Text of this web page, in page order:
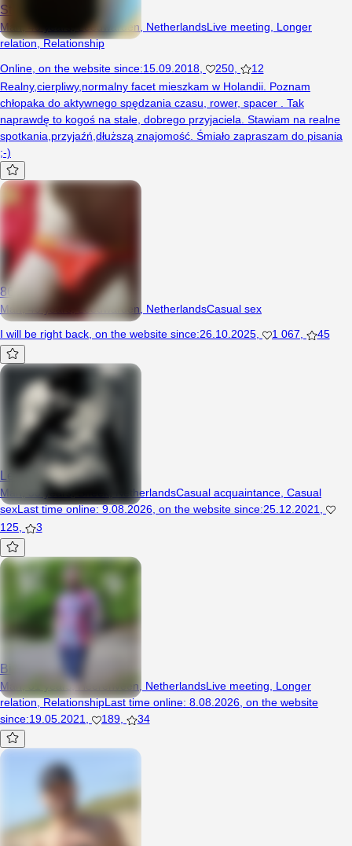
StrongDick85
Man, 40 years, Leeuwarden, NetherlandsLive meeting
Longer
relation,Relationship
Online on the website since:15.09.2018 250
12
Realny,cierpliwy,normalny facet mieszkam w Holandii. Poznam
chłopaka do aktywnego spędzania czasu, rower, spacer . Tak
naprawdę to kogoś na stałe, dobrego przyjaciela. Stawiam na realne
spotkania,przyjaźń,dłuższą znajomość. Śmiało zapraszam do pisania
;-)
86mati
Man, 40 years, Leeuwarden, NetherlandsCasual sex
I will be right back on the website since:26.10.2025 1 067 45
Leukegezelligevent
Man, 38 years, Sneek, NetherlandsCasual acquaintance Casual
sexLast time online:9.08.2026 on the website since:25.12.2021
125, 3
BigBear95
Man, 31 years, Heerenveen, NetherlandsLive meeting
Longer
relation,RelationshipLast time online: 8.08.2026 on the website
since:19.05.2021 189 34